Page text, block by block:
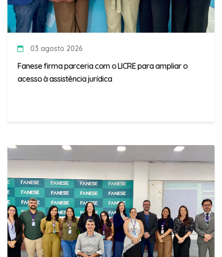
03 agosto 2026
Fanese firma parceria com o LICRE para ampliar o
acesso à assistência jurídica